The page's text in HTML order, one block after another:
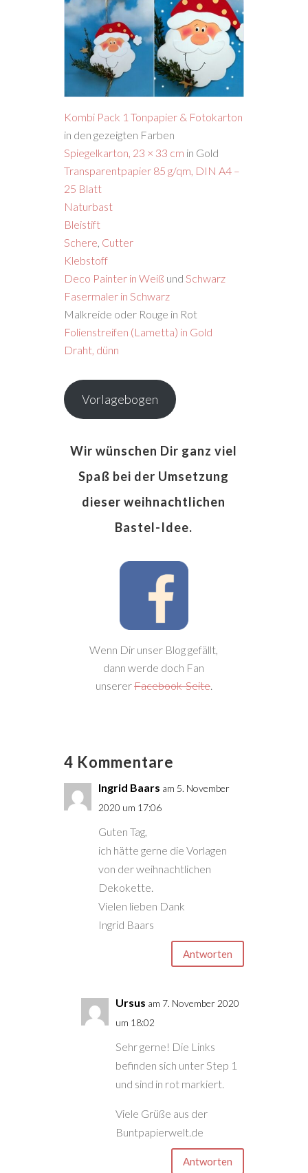
Kombi Pack 1 Tonpapier & Fotokarton
in den gezeigten Farben
Spiegelkarton, 23 × 33 cm in Gold
Transparentpapier 85 g/qm, DIN A4 –
25 Blatt
Naturbast
Bleistift
Schere, Cutter
Klebstoff
Deco Painter in Weiß und Schwarz
Fasermaler in Schwarz
Malkreide oder Rouge in Rot
Folienstreifen (Lametta) in Gold
Draht, dünn
Vorlagebogen
Wir wünschen Dir ganz viel
Spaß bei der Umsetzung
dieser weihnachtlichen
Bastel-Idee.
Wenn Dir unser Blog gefällt,
dann werde doch Fan
unsererFacebook-Seite.
4 Kommentare
Ingrid Baars am 5. November
2020 um 17:06
Guten Tag,
ich hätte gerne die Vorlagen
von der weihnachtlichen
Dekokette.
Vielen lieben Dank
Ingrid Baars
Antworten
Ursus am 7. November 2020
um 18:02
Sehr gerne! Die Links
befinden sich unter Step 1
und sind in rot markiert.
Viele Grüße aus der
Buntpapierwelt.de
Antworten